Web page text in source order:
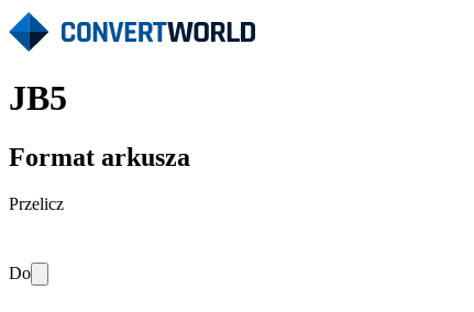
JB5
Format arkusza
Przelicz
Do